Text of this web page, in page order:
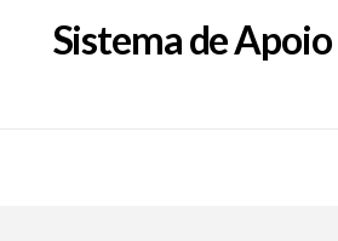
Sistema de